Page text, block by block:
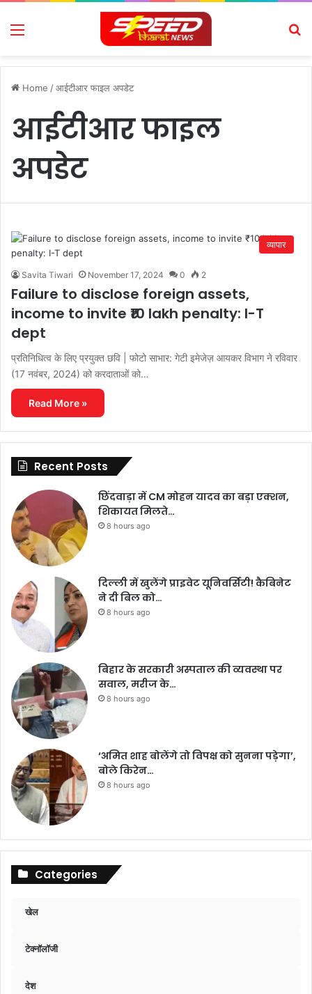
Menu
Home /आईटीआर फाइल अपडेट
आईटीआर फाइल
अपडेट
व्यापार
Savita Tiwari November 17, 2024 0 2
Failure to disclose foreign assets,
income to invite ₹10 lakh penalty: I-T
dept
प्रतिनिधित्व के लिए प्रयुक्त छवि | फोटो साभार: गेटी इमेजेज़ आयकर विभाग ने रविवार
(17 नवंबर, 2024) को करदाताओं को…
Read More »
Recent Posts
छिंदवाड़ा में CM मोहन यादव का बड़ा एक्शन,
शिकायत मिलते…
8 hours ago
दिल्ली में खुलेंगे प्राइवेट यूनिवर्सिटी! कैबिनेट
ने दी बिल को…
8 hours ago
बिहार के सरकारी अस्पताल की व्यवस्था पर
सवाल, मरीज के…
8 hours ago
‘अमित शाह बोलेंगे तो विपक्ष को सुनना पड़ेगा’,
बोले किरेन…
8 hours ago
Categories
खेल
टेक्नॉलॉजी
देश